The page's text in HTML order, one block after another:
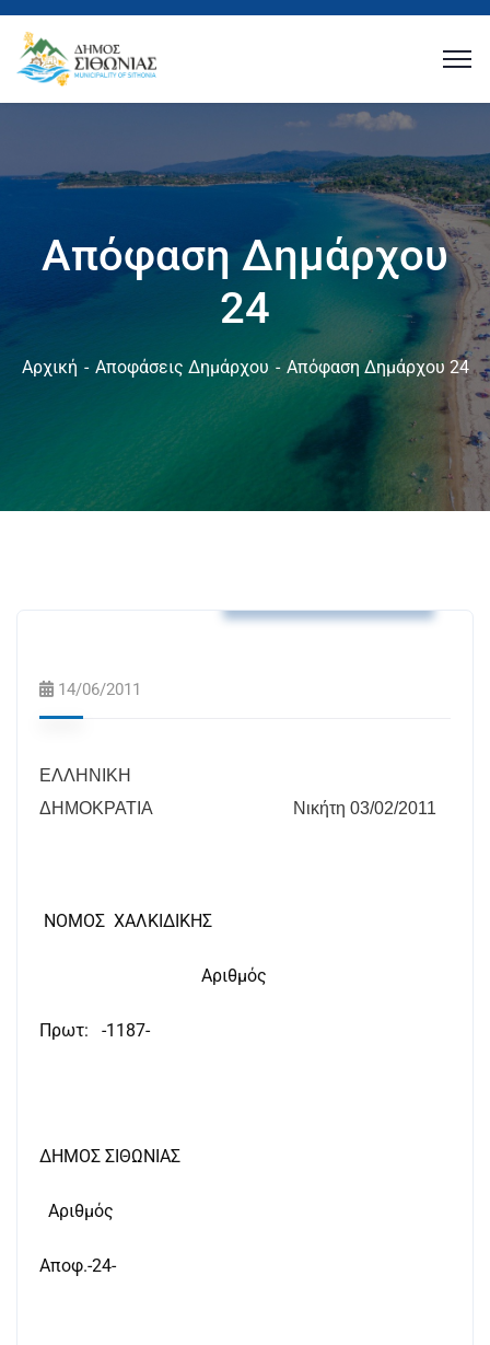
Απόφαση Δημάρχου
24
Αρχική Αποφάσεις Δημάρχου Απόφαση Δημάρχου 24
14/06/2011
ΕΛΛΗΝ ΚΗ
ΔΗΜΟΚΡΑΤΙΑ
Νικήτη 03/02/2011
ΝΟΜΟΣ ΧΑΛΚΙΔΙΚΗΣ
Αριθμός
Πρωτ: -1187-
ΔΗΜΟΣ ΣΙΘΩΝΙΑΣ
Αριθμός
Αποφ.-24-